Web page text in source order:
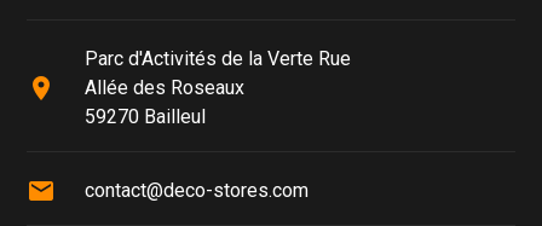
place
Parc d'Activités de la Verte Rue
Allée des Roseaux
59270 Bailleul
mail contact@deco-stores.com